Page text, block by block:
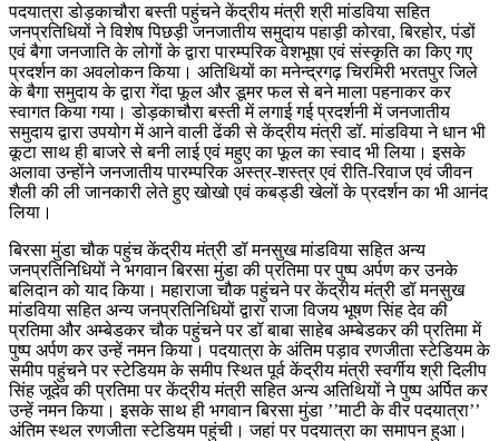
पदयात्रा डोड़काचौरा बस्ती पहुंचने केंद्रीय मंत्री श्री मांडविया सहित
जनप्रतिधियों ने विशेष पिछड़ी जनजातीय समुदाय पहाड़ी कोरवा, बिरहोर, पंडों
एवं बैगा जनजाति के लोगों के द्वारा पारम्परिक वेशभूषा एवं संस्कृति का किए गए
प्रदर्शन का अवलोकन किया। अतिथियों का मनेन्द्रगढ़ चिरमिरी भरतपुर जिले
के बैगा समुदाय के द्वारा गेंदा फूल और डूमर फल से बने माला पहनाकर कर
स्वागत किया गया। डोड़काचौरा बस्ती में लगाई गई प्रदर्शनी में जनजातीय
समुदाय द्वारा उपयोग में आने वाली ढेंकी से केंद्रीय मंत्री डॉ. मांडविया ने धान भी
कूटा साथ ही बाजरे से बनी लाई एवं महुए का फूल का स्वाद भी लिया। इसके
अलावा उन्होंने जनजातीय पारम्परिक अस्त्र-शस्त्र एवं रीति-रिवाज एवं जीवन
शैली की ली जानकारी लेते हुए खोखो एवं कबड्डी खेलों के प्रदर्शन का भी आनंद
लिया।
बिरसा मुंडा चौक पहुंच केंद्रीय मंत्री डॉ मनसुख मांडविया सहित अन्य
जनप्रतिनिधियों ने भगवान बिरसा मुंडा की प्रतिमा पर पुष्प अर्पण कर उनके
बलिदान को याद किया। महाराजा चौक पहुंचने पर केंद्रीय मंत्री डॉ मनसुख
मांडविया सहित अन्य जनप्रतिनिधियों द्वारा राजा विजय भूषण सिंह देव की
प्रतिमा और अम्बेडकर चौक पहुंचने पर डॉ बाबा साहेब अम्बेडकर की प्रतिमा में
पुष्प अर्पण कर उन्हें नमन किया। पदयात्रा के अंतिम पड़ाव रणजीता स्टेडियम के
समीप पहुंचने पर स्टेडियम के समीप स्थित पूर्व केंद्रीय मंत्री स्वर्गीय श्री दिलीप
सिंह जूदेव की प्रतिमा पर केंद्रीय मंत्री सहित अन्य अतिथियों ने पुष्प अर्पित कर
उन्हें नमन किया। इसके साथ ही भगवान बिरसा मुंडा ’’माटी के वीर पदयात्रा’’
अंतिम स्थल रणजीता स्टेडियम पहुंची। जहां पर पदयात्रा का समापन हुआ।